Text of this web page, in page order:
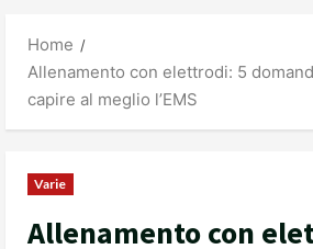
Home
Allenamento con elettrodi: 5
capire al meglio l’EMS
Varie
Allenamento con